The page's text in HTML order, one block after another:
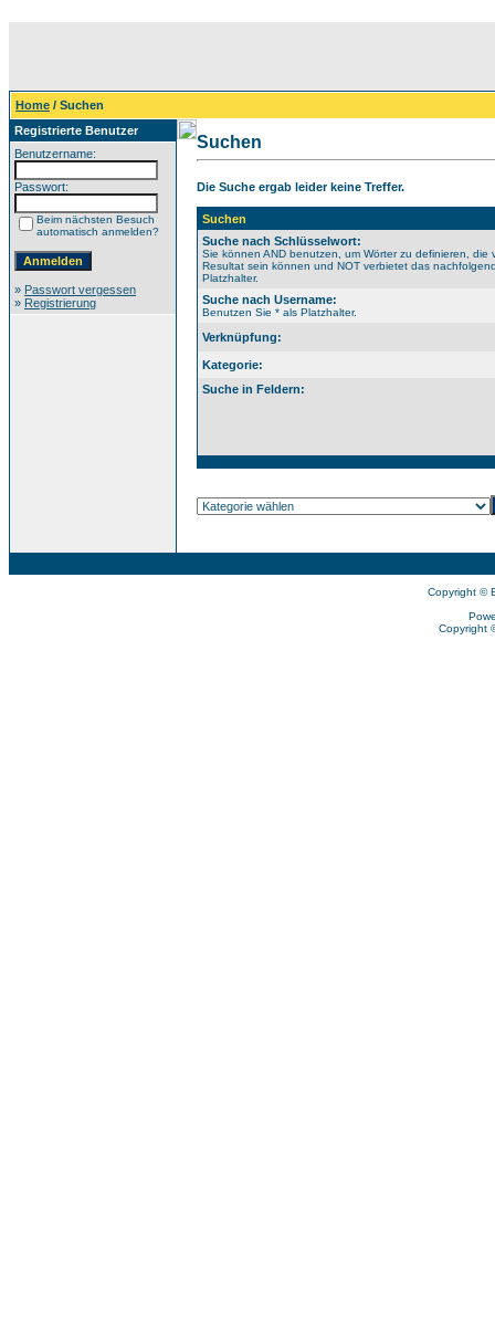
Home / Suchen
Registrierte Benutzer
Benutzername:
Passwort:
Beim nächsten Besuch
automatisch anmelden?
» Passwort vergessen
» Registrierung
Suchen
Die Suche ergab leider keine Treffer.
Suchen
Suche nach Schlüsselwort:
Sie können AND benutzen, um Wörter zu definieren, die
Resultat sein können und NOT verbietet das
Platzhalter.
Suche nach Username:
Benutzen Sie * als Platzhalter.
Verknüpfung:
Kategorie:
Suche in Feldern:
Copyright ©
Copyright